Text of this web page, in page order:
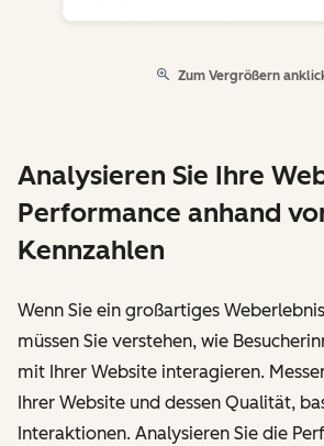
Zum Vergrößern
Analysieren Sie Ihre
Performance anhand
Kennzahlen
Wenn Sie ein großartiges
müssen Sie verstehen, wie
mit Ihrer Website interagieren.
Ihrer Website und dessen Qualität,
Interaktionen. Analysieren Sie die